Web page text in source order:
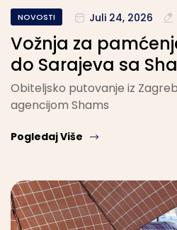
NOVOSTI Juli 24, 2026
Vožnja za
do Sarajeva sa
Obiteljsko putovanje iz
agencijom Shams
Pogledaj Više